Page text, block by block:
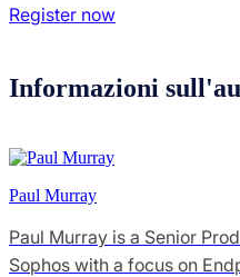
Register now
Informazioni
Paul Murray
Paul Murray is a Senior
Sophos with a focus on